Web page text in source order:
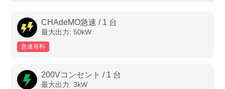
急速充電器のみ表示
高速道路上のみ表示
認証システム
CHAdeMO急速 / 1 台
最大出力: 50kW
急速有料
200Vコンセント / 1 台
最大出力: 3kW